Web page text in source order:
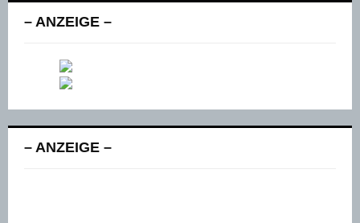
– ANZEIGE –
– ANZEIGE –